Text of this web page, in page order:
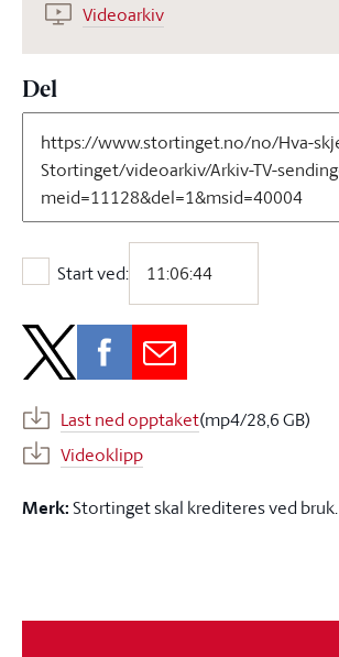
Videoarkiv
Del
Start ved:
Start ved:
Last ned opptaket(mp4/28,6 GB)
Videoklipp
Merk:Stortinget skal krediteres ved bruk.